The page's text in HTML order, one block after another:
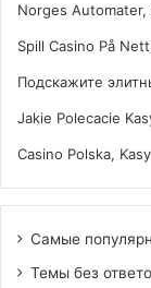
Norges Automater,
Spill Casino På
Подскажите
Jakie Polecacie
Casino Polska,
Самые
Темы без